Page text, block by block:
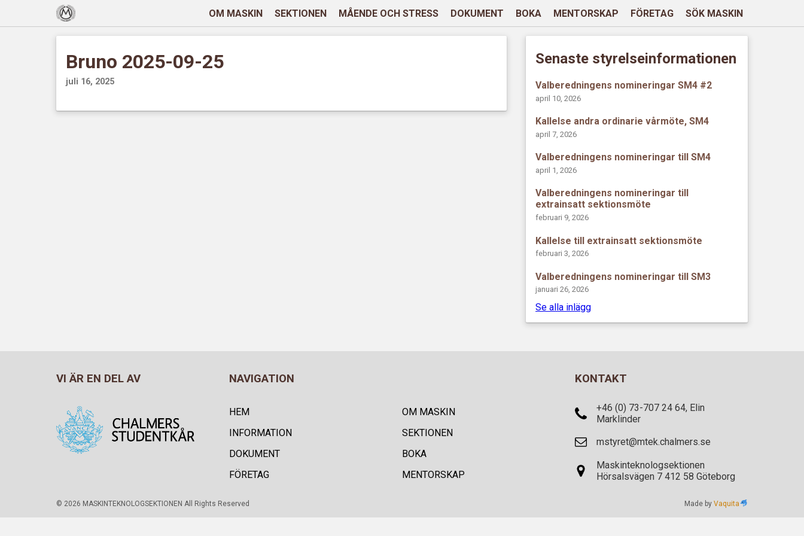
OM MASKIN SEKTIONEN MÅENDE OCH STRESS DOKUMENT BOKA MENTORSKAP FÖRETAG SÖK MASKIN
Bruno 2025-09-25
juli 16, 2025
Senaste styrelseinformationen
Valberedningens nomineringar SM4 #2
april 10, 2026
Kallelse andra ordinarie vårmöte, SM4
april 7, 2026
Valberedningens nomineringar till SM4
april 1, 2026
Valberedningens nomineringar till
extrainsatt sektionsmöte
februari 9, 2026
Kallelse till extrainsatt sektionsmöte
februari 3, 2026
Valberedningens nomineringar till SM3
januari 26, 2026
Se alla inlägg
VI ÄR EN DEL AV NAVIGATION
HEM
OM MASKIN
INFORMATION
SEKTIONEN
DOKUMENT
BOKA
FÖRETAG
MENTORSKAP
KONTAKT
+46 (0) 73-707 24 64, Elin
Marklinder
mstyret@mtek.chalmers.se
Maskinteknologsektionen
Hörsalsvägen 7 412 58 Göteborg
© 2026 MASKINTEKNOLOGSEKTIONEN All Rights Reserved Made byVaquita